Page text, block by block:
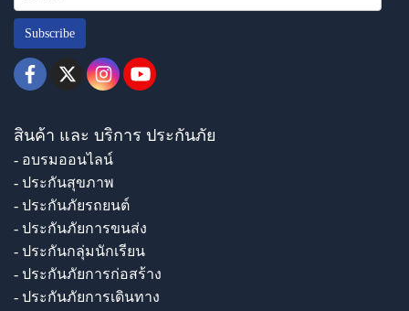
Subscribe
สินค้า และ บริการ ประกันภัย
- อบรมออนไลน์
- ประกันสุขภาพ
- ประกันภัยรถยนต์
- ประกันภัยการขนส่ง
- ประกันกลุ่มนักเรียน
- ประกันภัยการก่อสร้าง
- ประกันภัยการเดินทาง